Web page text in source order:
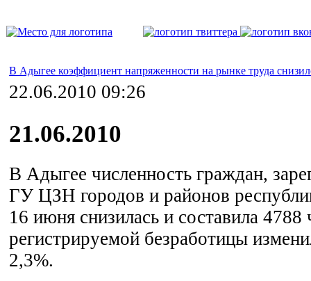
В Адыгее коэффициент напряженности на рынке труда
22.06.2010 09:26
21.06.2010
В Адыгее численность граждан,
ГУ ЦЗН городов и районов
16 июня снизилась и составила 4788
регистрируемой безработицы
2,3%.